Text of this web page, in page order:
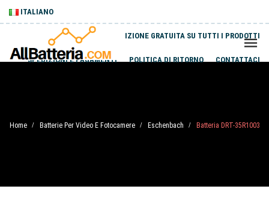
ITALIANO
SPEDIZIONE GRATUITA SU TUTTI I PRODOTTI
SPEDIZIONI E PAGAMENTI POLITICA DI RITORNO CONTATTACI
Home / Batterie Per Video E Fotocamere / Eschenbach / Batteria DRT-35R1003